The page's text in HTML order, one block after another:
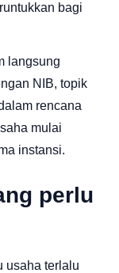
bagi
langsung
NIB, topik
rencana
mulai
instansi.
perlu
usaha terlalu